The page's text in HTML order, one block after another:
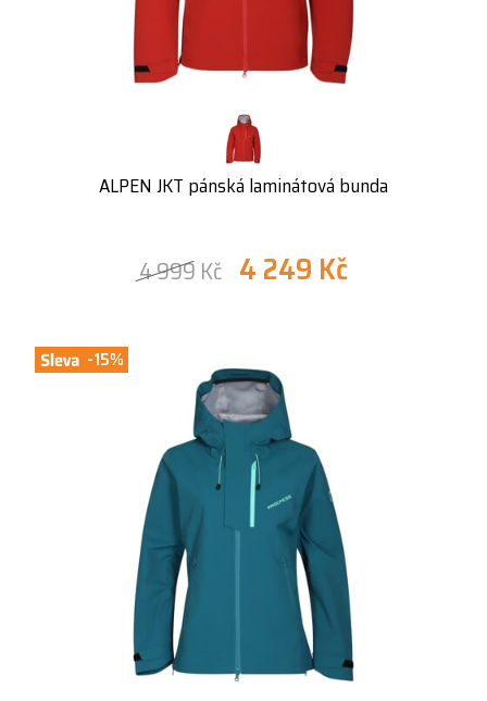
ALPEN JKT pánská laminátová bunda
4 999 Kč 4 249 Kč
-15%